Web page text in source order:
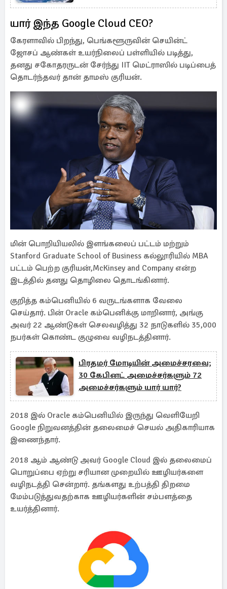
யார் இந்த Google Cloud CEO?
கேரளாவில் பிறந்து, பெங்களூருவின் செயின்ட்
ஜோசப் ஆண்கள் உயர்நிலைப் பள்ளியில் படித்து,
தனது சகோதரருடன் சேர்ந்து IIT மெட்ராஸில் படிப்பைத்
தொடர்ந்தவர் தான் தாமஸ் குரியன்.
மின் பொறியியலில் இளங்கலைப் பட்டம் மற்றும்
Stanford Graduate School of Business கல்லூரியில் MBA
பட்டம் பெற்ற குரியன்,McKinsey and Company என்ற
இடத்தில் தனது தொழிலை தொடங்கினார்.
குறித்த கம்பெனியில் 6 வருடங்களாக வேலை
செய்தார். பின் Oracle கம்பெனிக்கு மாறினார், அங்கு
அவர் 22 ஆண்டுகள் செலவழித்து 32 நாடுகளில் 35,000
நபர்கள் கொண்ட குழுவை வழிநடத்தினார்.
பிரதமர் மோடியின் அமைச்சரவை;
30 கேபினட் அமைச்சர்களும் 72
அமைச்சர்களும் யார் யார்?
2018 இல் Oracle கம்பெனியில் இருந்து வெளியேறி
Google நிறுவனத்தின் தலைமைச் செயல் அதிகாரியாக
இணைந்தார்.
2018 ஆம் ஆண்டு அவர் Google Cloud இல் தலைமைப்
பொறுப்பை ஏற்று சரியான முறையில் ஊழியர்களை
வழிநடத்தி சென்றார். தங்களது உற்பத்தி திறமை
மேம்படுத்துவதற்காக ஊழியர்களின் சம்பளத்தை
உயர்த்தினார்.